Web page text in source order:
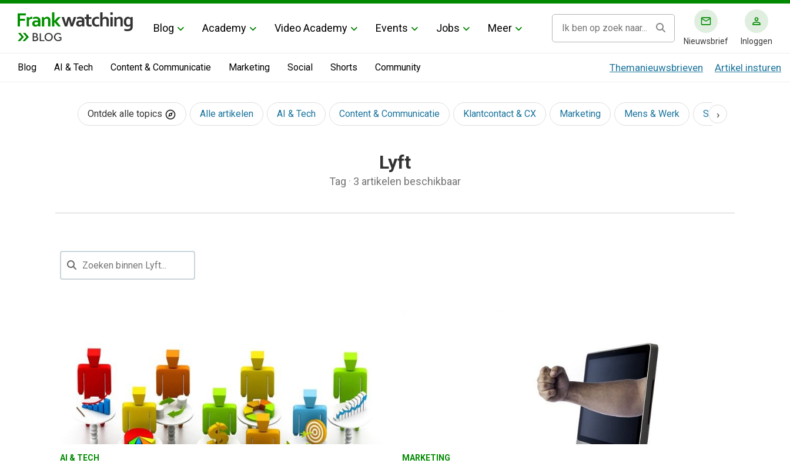
BLOG
Blog Academy Video Academy Events Jobs Meer
Nieuwsbrief Inloggen
Blog AI & Tech Content & Communicatie Marketing Social Shorts Community Themanieuwsbrieven Artikel insturen
Ontdek alle topics Alle artikelen AI & Tech Content & Communicatie Klantcontact & CX Marketing Mens & Werk Social
›
Lyft
Tag · 3 artikelen beschikbaar
AI & TECH MARKETING